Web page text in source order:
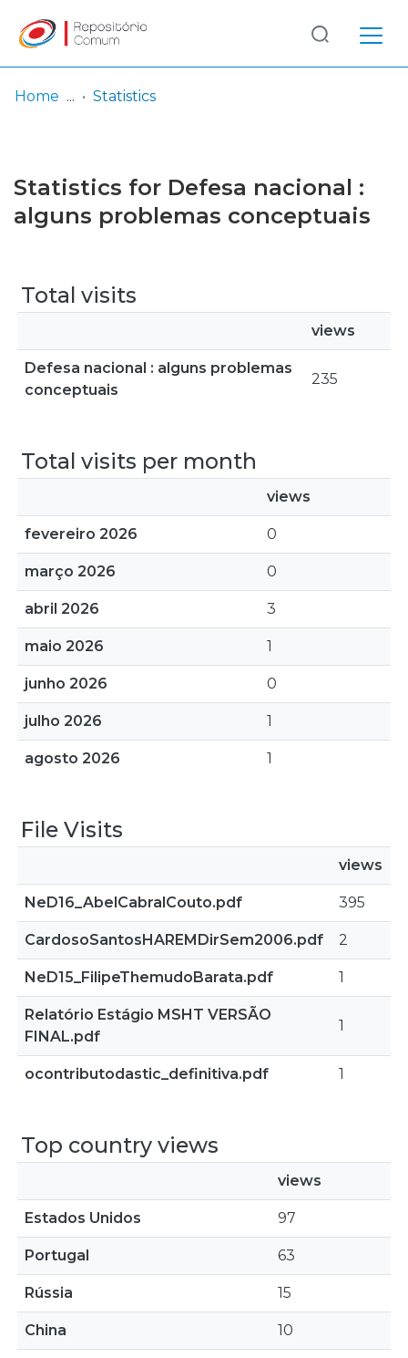
Browse repository
Log
In
(current)
Home Statistics
Statistics for Defesa nacional :
alguns problemas conceptuais
Total visits
views
Defesa nacional : alguns problemas
conceptuais
235
Total visits per month
views
fevereiro 2026 0
março 2026 0
abril 2026 3
maio 2026 1
junho 2026 0
julho 2026 1
agosto 2026 1
File Visits
views
NeD16_AbelCabralCouto.pdf 395
CardosoSantosHAREMDirSem2006.pdf 2
NeD15_FilipeThemudoBarata.pdf 1
Relatório Estágio MSHT VERSÃO
FINAL.pdf
1
ocontributodastic_definitiva.pdf 1
Top country views
views
Estados Unidos 97
Portugal 63
Rússia 15
China 10